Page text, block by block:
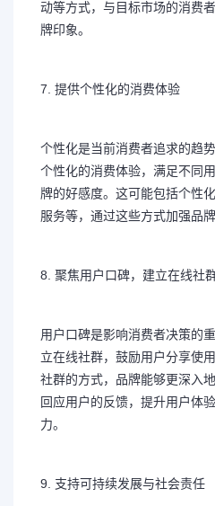
动等方式，与目标市场的消费
牌印象。
7. 提供个性化的消费体验
个性化是当前消费者追求的趋
个性化的消费体验，满足不同
牌的好感度。这可能包括个性
服务等，通过这些方式加强品
8. 聚焦用户口碑，建立在线社
用户口碑是影响消费者决策的
立在线社群，鼓励用户分享使
社群的方式，品牌能够更深入
回应用户的反馈，提升用户体
力。
9. 支持可持续发展与社会责任